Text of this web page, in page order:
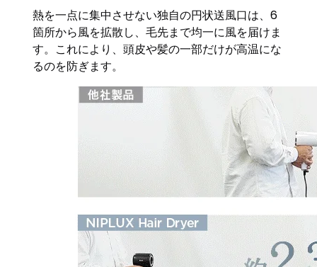
熱を一点に集中させない独自の円状送風口は、6
箇所から風を拡散し、毛先まで均一に風を届けま
す。これにより、頭皮や髪の一部だけが高温にな
るのを防ぎます。